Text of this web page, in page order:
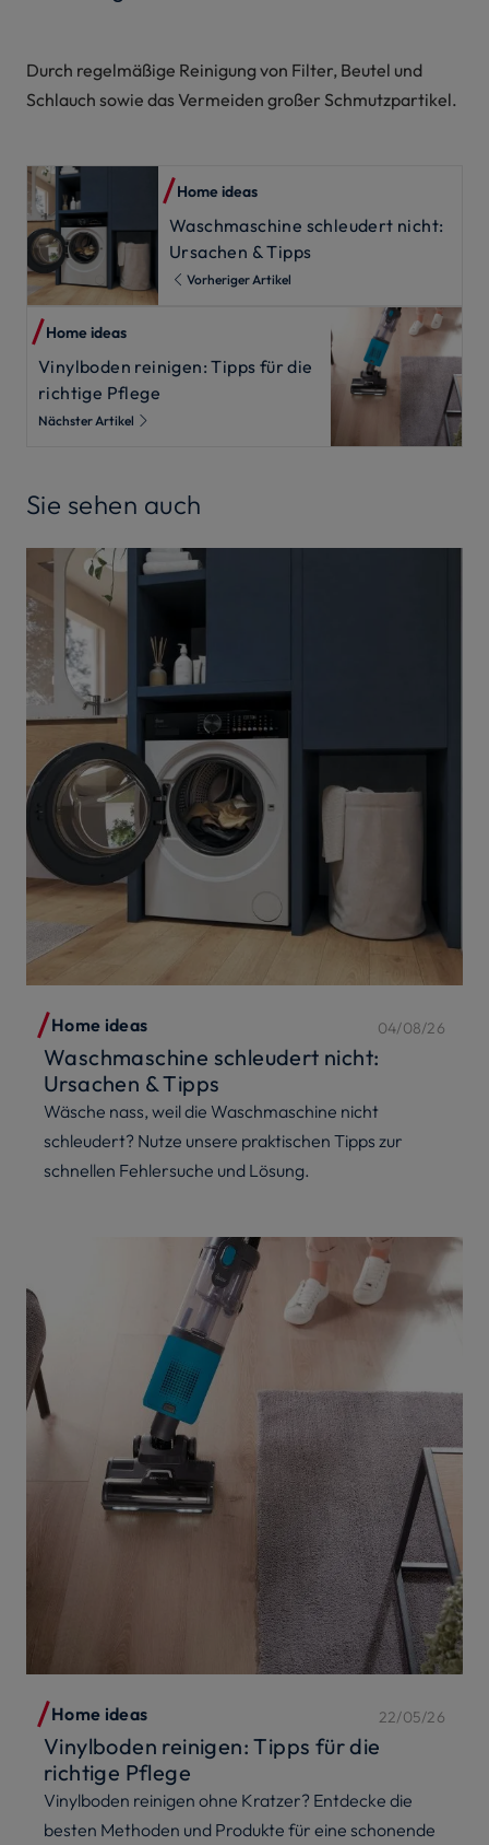
Durch regelmäßige Reinigung von Filter, Beutel und
Schlauch sowie das Vermeiden großer Schmutzpartikel.
Home ideas
Waschmaschine schleudert nicht:
Ursachen & Tipps
Vorheriger Artikel
Home ideas
Vinylboden reinigen: Tipps für die
richtige Pflege
Nächster Artikel
Sie sehen auch
Home ideas 04/08/26
Waschmaschine schleudert nicht:
Ursachen & Tipps
Wäsche nass, weil die Waschmaschine nicht
schleudert? Nutze unsere praktischen Tipps zur
schnellen Fehlersuche und Lösung.
Home ideas 22/05/26
Vinylboden reinigen: Tipps für die
richtige Pflege
Vinylboden reinigen ohne Kratzer? Entdecke die
besten Methoden und Produkte für eine schonende